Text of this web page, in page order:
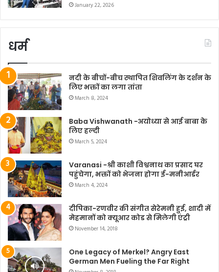
January 22, 2026
धर्म
नदी के बीचों-बीच स्थापित शिवलिंग के दर्शन के
लिए भक्तों का लगा तांता
March 8, 2024
Baba Vishwanath -अयोध्या से आई बाबा के
लिए हल्दी
March 5, 2024
Varanasi -श्री काशी विश्वनाथ का प्रसाद घर
पहुंचेगा, भक्तों को भेजना होगा ई-मनीआर्डर
March 4, 2024
दीपिका-रणवीर की संगीत सेरेमनी हुई, शादी में
मेहमानों को क्यूआर कोड से मिलेगी एंट्री
November 14, 2018
One Legacy of Merkel? Angry East
German Men Fueling the Far Right